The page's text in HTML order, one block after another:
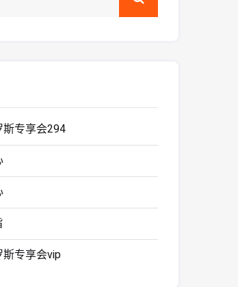
专享会294
专享会vip